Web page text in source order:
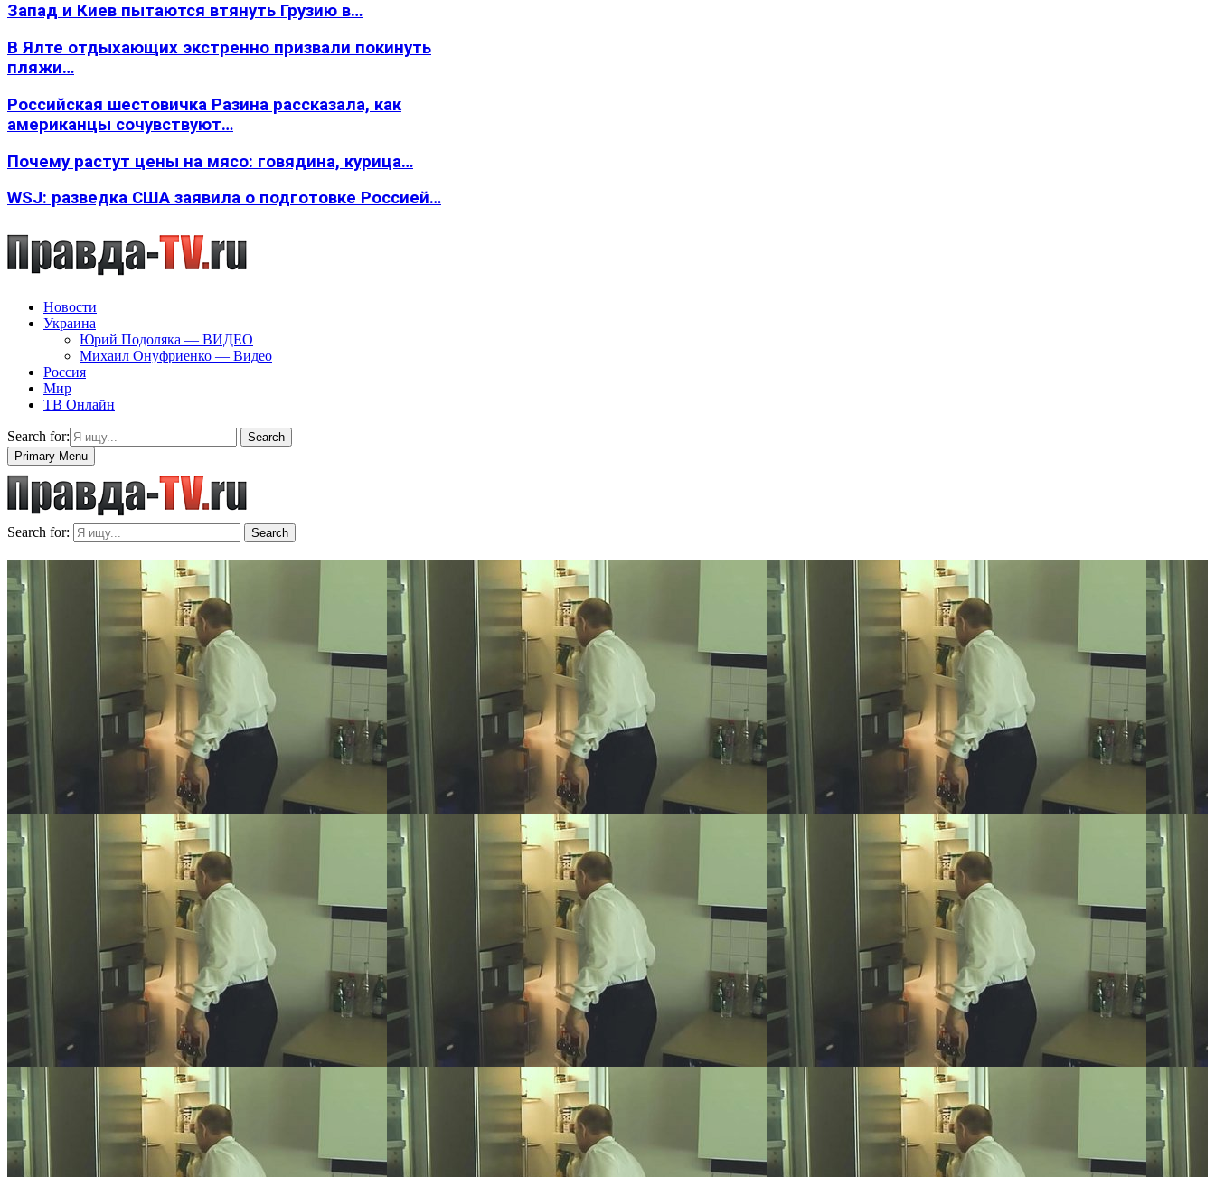
Запад и Киев пытаются втянуть Грузию в…
В Ялте отдыхающих экстренно призвали покинуть
пляжи…
Российская шестовичка Разина рассказала, как
американцы сочувствуют…
Почему растут цены на мясо: говядина, курица…
WSJ: разведка США заявила о подготовке Россией…
Новости
Украина
Юрий Подоляка — ВИДЕО
Михаил Онуфриенко — Видео
Россия
Мир
ТВ Онлайн
Search for:
Search
Primary Menu
Search for: Search